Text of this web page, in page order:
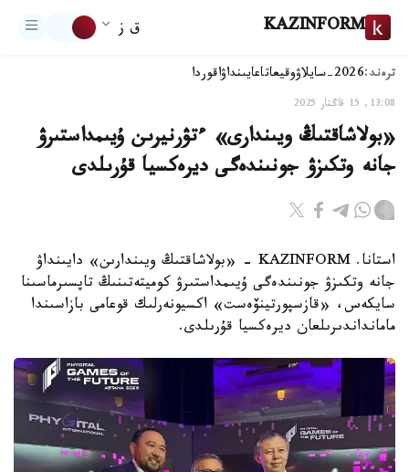
KAZINFORM ق ز
ترەند:2026-سايلاۋ وقيعاتاعايىنداۋاقوردا
13:08, 15 قاڭتار 2025
«بولاشاقتىڭ ويىندارى» ءتۋرنيرىن ۇيىمداستىرۋ
جانە وتكىزۋ جونىندەگى ديرەكسيا قۇرىلدى
استانا. KAZINFORM - «بولاشاقتىڭ ويىندارىن» دايىنداۋ
جانە وتكىزۋ جونىندەگى ۇيىمداستىرۋ كوميتەتىنىڭ تاپسىرماسىنا
سايكەس، «قازسپورتينۆەست» اكسيونەرلىك قوعامى بازاسىندا
مامانداندىرىلعان ديرەكسيا قۇرىلدى.